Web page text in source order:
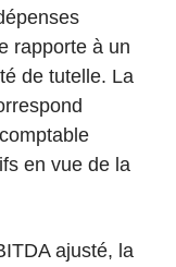
rapporte à un
de tutelle. La
en vue de la
ajusté, la